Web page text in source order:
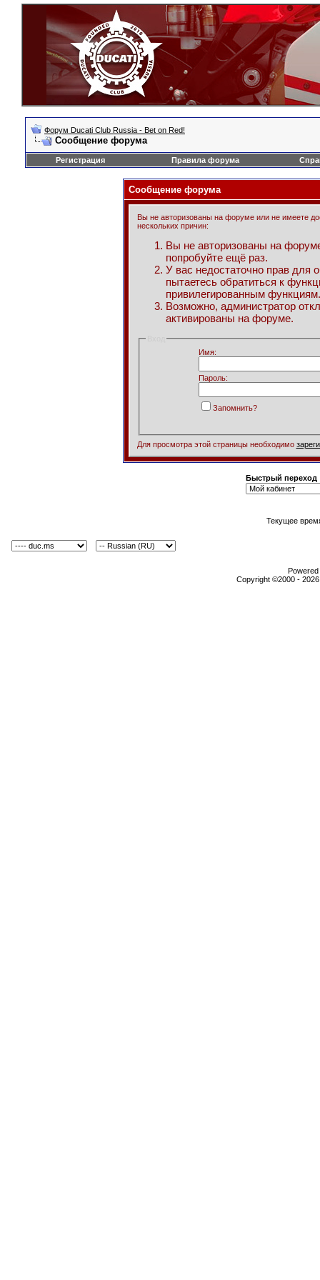
Форум Ducati Club Russia - Bet on Red!
Сообщение форума
Регистрация Правила форума
Сообщение форума
Вы не авторизованы на форуме или не имеете
нескольких причин:
Вы не авторизованы на
попробуйте ещё раз.
У вас недостаточно прав для
пытаетесь обратиться к
привилегированным функциям.
Возможно, администратор
активированы на форуме.
Имя:
Пароль:
Запомнить?
Для просмотра этой страницы необходимо
Быстрый переход
Текущее
Copyright ©2000 -